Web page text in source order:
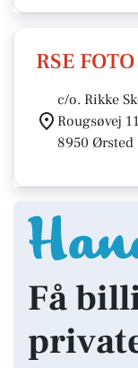
RSE FOTO
c/o. Rikke
Rougsøvej
8950 Ørsted
Få